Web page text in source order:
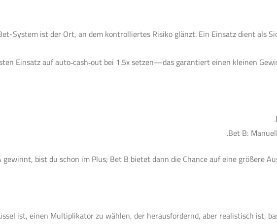
System ist der Ort, an dem kontrolliertes Risiko glänzt. Ein Einsatz dient als
Einsatz auf auto‑cash‑out bei 1.5x setzen—das garantiert einen kleinen
Bet B:
bist du schon im Plus; Bet B bietet dann die Chance auf eine größere
ist, einen Multiplikator zu wählen, der herausfordernd, aber realistisch ist,